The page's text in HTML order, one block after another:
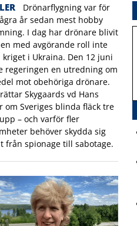
Drönarflygning var för
år sedan mest hobby
I dag har drönare blivit
med avgörande roll inte
kriget i Ukraina. Den 12 juni
regeringen en utredning om
mot obehöriga drönare.
Skygaards vd Hans
om Sveriges blinda fläck tre
– och varför fler
behöver skydda sig
från spionage till sabotage.